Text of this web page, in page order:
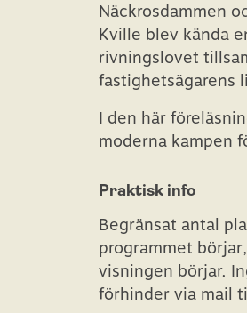
Näckrosdammen
Kville blev kända
rivningslovet
fastighetsägarens
I den här
moderna kampen
Praktisk info
Begränsat antal
programmet
visningen börjar.
förhinder via mail